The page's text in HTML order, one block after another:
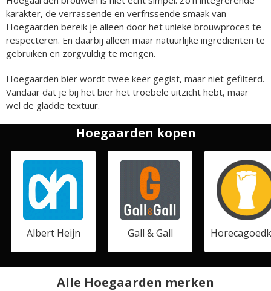
karakter, de verrassende en verfrissende smaak van
Hoegaarden bereik je alleen door het unieke brouwproces te
respecteren. En daarbij alleen maar natuurlijke ingrediënten te
gebruiken en zorgvuldig te mengen.
Hoegaarden bier wordt twee keer gegist, maar niet gefilterd.
Vandaar dat je bij het bier het troebele uitzicht hebt, maar
wel de gladde textuur.
Hoegaarden kopen
Albert Heijn Gall & Gall
Alle Hoegaarden merken